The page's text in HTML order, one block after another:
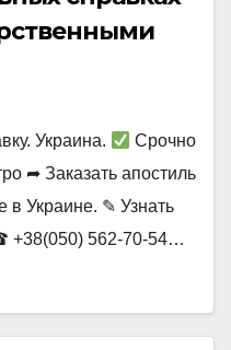
Украина.
Срочно
➦ Заказать апостиль
в Украине. ✎ Узнать
+38(050) 562-70-54…